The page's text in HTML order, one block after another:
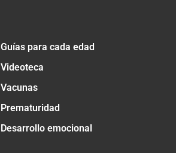
Guías para cada edad
Videoteca
Vacunas
Prematuridad
Desarrollo emocional